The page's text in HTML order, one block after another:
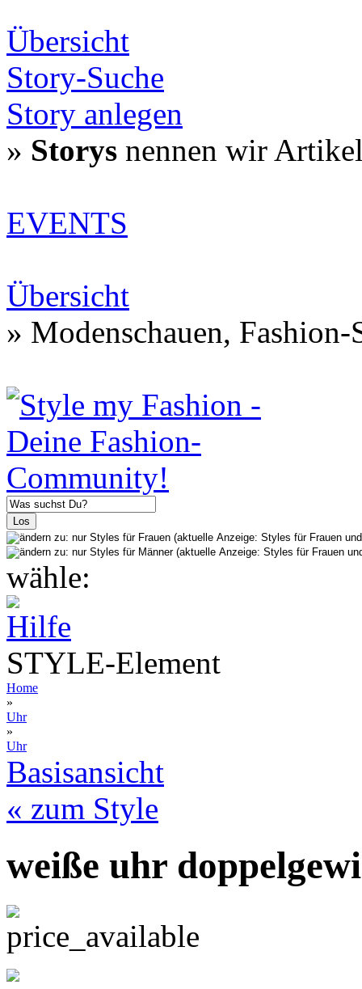
Übersicht
Story-Suche
Story anlegen
» Storys nennen wir
EVENTS
Übersicht
» Modenschauen,
wähle:
STYLE-Element
Home
»
Uhr
»
Uhr
Basisansicht
« zum Style
weiße uhr